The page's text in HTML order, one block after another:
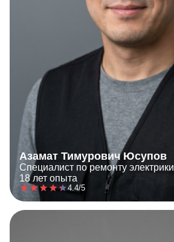
Азамат Тимурович Юсупов
Специалист по ремонту электрики
18 лет опыта
4.4/5